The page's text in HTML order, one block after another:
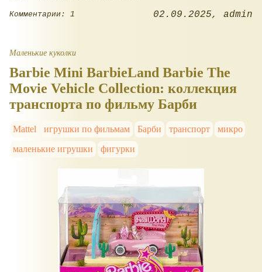
Комментарии: 1 02.09.2025 admin
Маленькие куколки
Barbie Mini BarbieLand Barbie The
Movie Vehicle Collection: коллекция
транспорта по фильму Барби
Mattel игрушки по фильмам Барби транспорт
микро
маленькие игрушки
фигурки